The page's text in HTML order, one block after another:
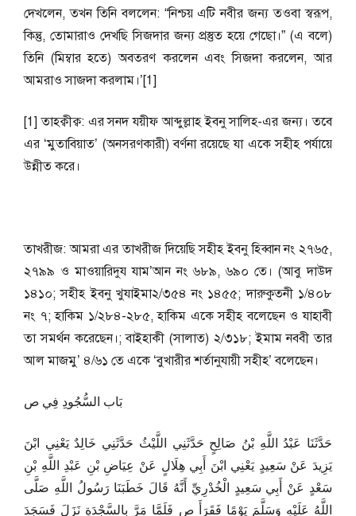
দেখলেন, তখন তিনি বললেন: “নিশ্চয় এটি নবীর জন্য তওবা স্বরূপ,
কিন্তু, তোমারাও দেখছি সিজদার জন্য প্রস্তুত হয়ে গেছো।” (এ বলে)
তিনি (মিম্বার হতে) অবতরণ করলেন এবং সিজদা করলেন, আর
আমরাও সাজদা করলাম।’[1]
[1] তাহক্বীক্ব: এর সনদ যয়ীফ আব্দুল্লাহ ইবনু সালিহ-এর জন্য। তবে
এর ‘মুতাবিয়াত’ (অনসরণকারী) বর্ণনা রয়েছে যা একে সহীহ পর্যায়ে
উন্নীত করে।
তাখরীজ: আমরা এর তাখরীজ দিয়েছি সহীহ ইবনু হিব্বান নং ২৭৬৫,
২৭৯৯ ও মাওয়ারিদুয যাম’আন নং ৬৮৯, ৬৯০ তে। (আবু দাউদ
১৪১০; সহীহ ইবনু খুযাইমা২/৩৫৪ নং ১৪৫৫; দারুকুতনী ১/৪০৮
নং ৭; হাকিম ১/২৮৪-২৮৫, হাকিম একে সহীহ বলেছেন ও যাহাবী
তা সমর্থন করেছেন।; বাইহাকী (সালাত) ২/৩১৮; ইমাম নববী তার
আল মাজমু’ ৪/৬১ তে একে ‘বুখারীর শর্তানুযায়ী সহীহ’ বলেছেন।
بَاب السُّجُودِ فِي ص
حَدَّثَنَا عَبْدُ اللَّهِ بْنُ صَالِحٍ حَدَّثَنِي اللَّيْثُ حَدَّثَنِي خَالِدٌ يَعْنِي ابْنَ
يَزِيدَ عَنْ سَعِيدٍ يَعْنِي ابْنَ أَبِي هِلَالٍ عَنْ عِيَاضِ بْنِ عَبْدِ اللَّهِ بْنِ
سَعْدٍ عَنْ أَبِي سَعِيدٍ الْخُدْرِيِّ أَنَّهُ قَالَ خَطَبَنَا رَسُولُ اللَّهِ صَلَّى
اللَّهُ عَلَيْهِ وَسَلَّمَ يَوْمًا فَقَرَأَ ص فَلَمَّا مَرَّ بِالسَّجْدَةِ نَزَلَ فَسَجَدَ